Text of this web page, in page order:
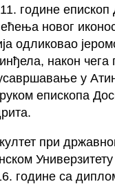
године епископ
новог
одликовао
након
у
епископа
при
године са